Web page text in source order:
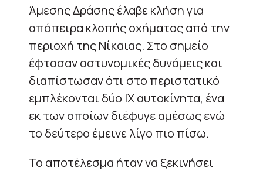
Άμεσης Δράσης έλαβε κλήση για
απόπειρα κλοπής οχήματος από την
περιοχή της Νίκαιας. Στο σημείο
έφτασαν αστυνομικές δυνάμεις και
διαπίστωσαν ότι στο περιστατικό
εμπλέκονται δύο ΙΧ αυτοκίνητα, ένα
εκ των οποίων διέφυγε αμέσως ενώ
το δεύτερο έμεινε λίγο πιο πίσω.
Το αποτέλεσμα ήταν να ξεκινήσει